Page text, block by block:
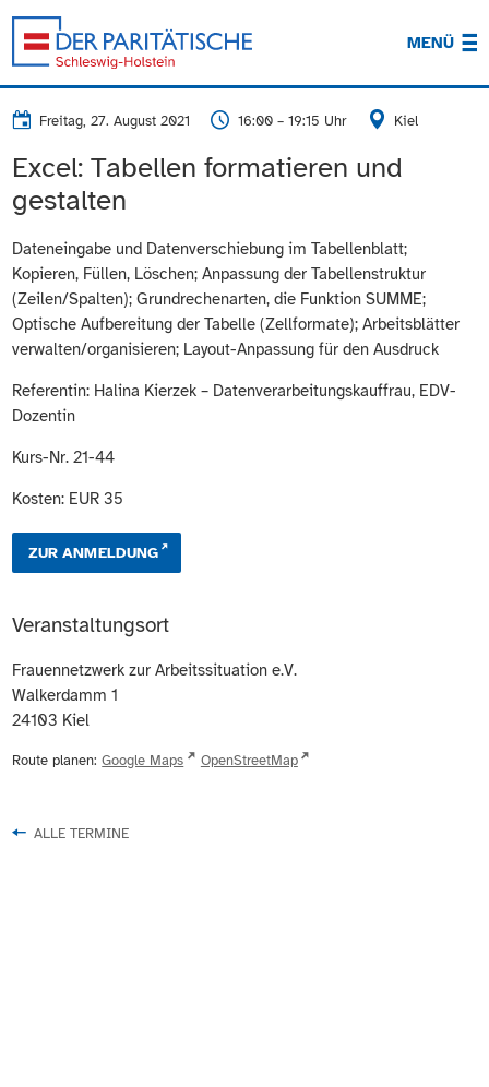
MENÜ
Freitag, 27. August 2021 16:00 – 19:15 Uhr Kiel
Excel: Tabellen formatieren und
gestalten
Dateneingabe und Datenverschiebung im Tabellenblatt;
Kopieren, Füllen, Löschen; Anpassung der Tabellenstruktur
(Zeilen/Spalten); Grundrechenarten, die Funktion SUMME;
Optische Aufbereitung der Tabelle (Zellformate); Arbeitsblätter
verwalten/organisieren; Layout-Anpassung für den Ausdruck
Referentin: Halina Kierzek – Datenverarbeitungskauffrau, EDV-
Dozentin
Kurs-Nr. 21-44
Kosten: EUR 35
ZUR ANMELDUNG
Veranstaltungsort
Frauennetzwerk zur Arbeitssituation e.V.
Walkerdamm 1
24103 Kiel
Route planen: Google Maps OpenStreetMap
ALLE TERMINE